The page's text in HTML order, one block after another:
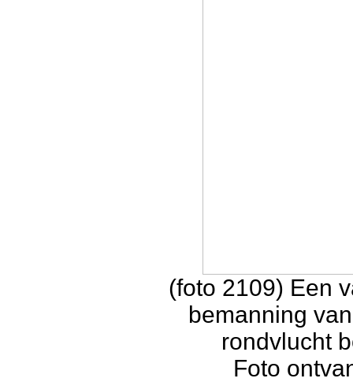
(foto 2109) Een
bemanning
rondvlucht
Foto